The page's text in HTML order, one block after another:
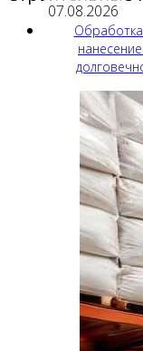
07.08.2026